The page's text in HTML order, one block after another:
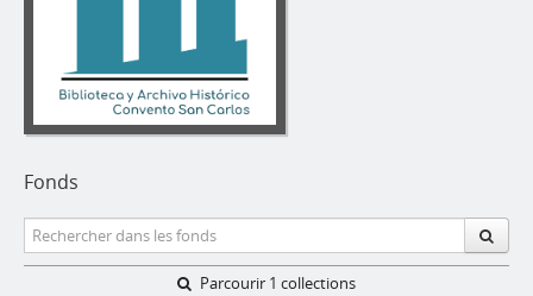
Fonds
Parcourir 1 collections